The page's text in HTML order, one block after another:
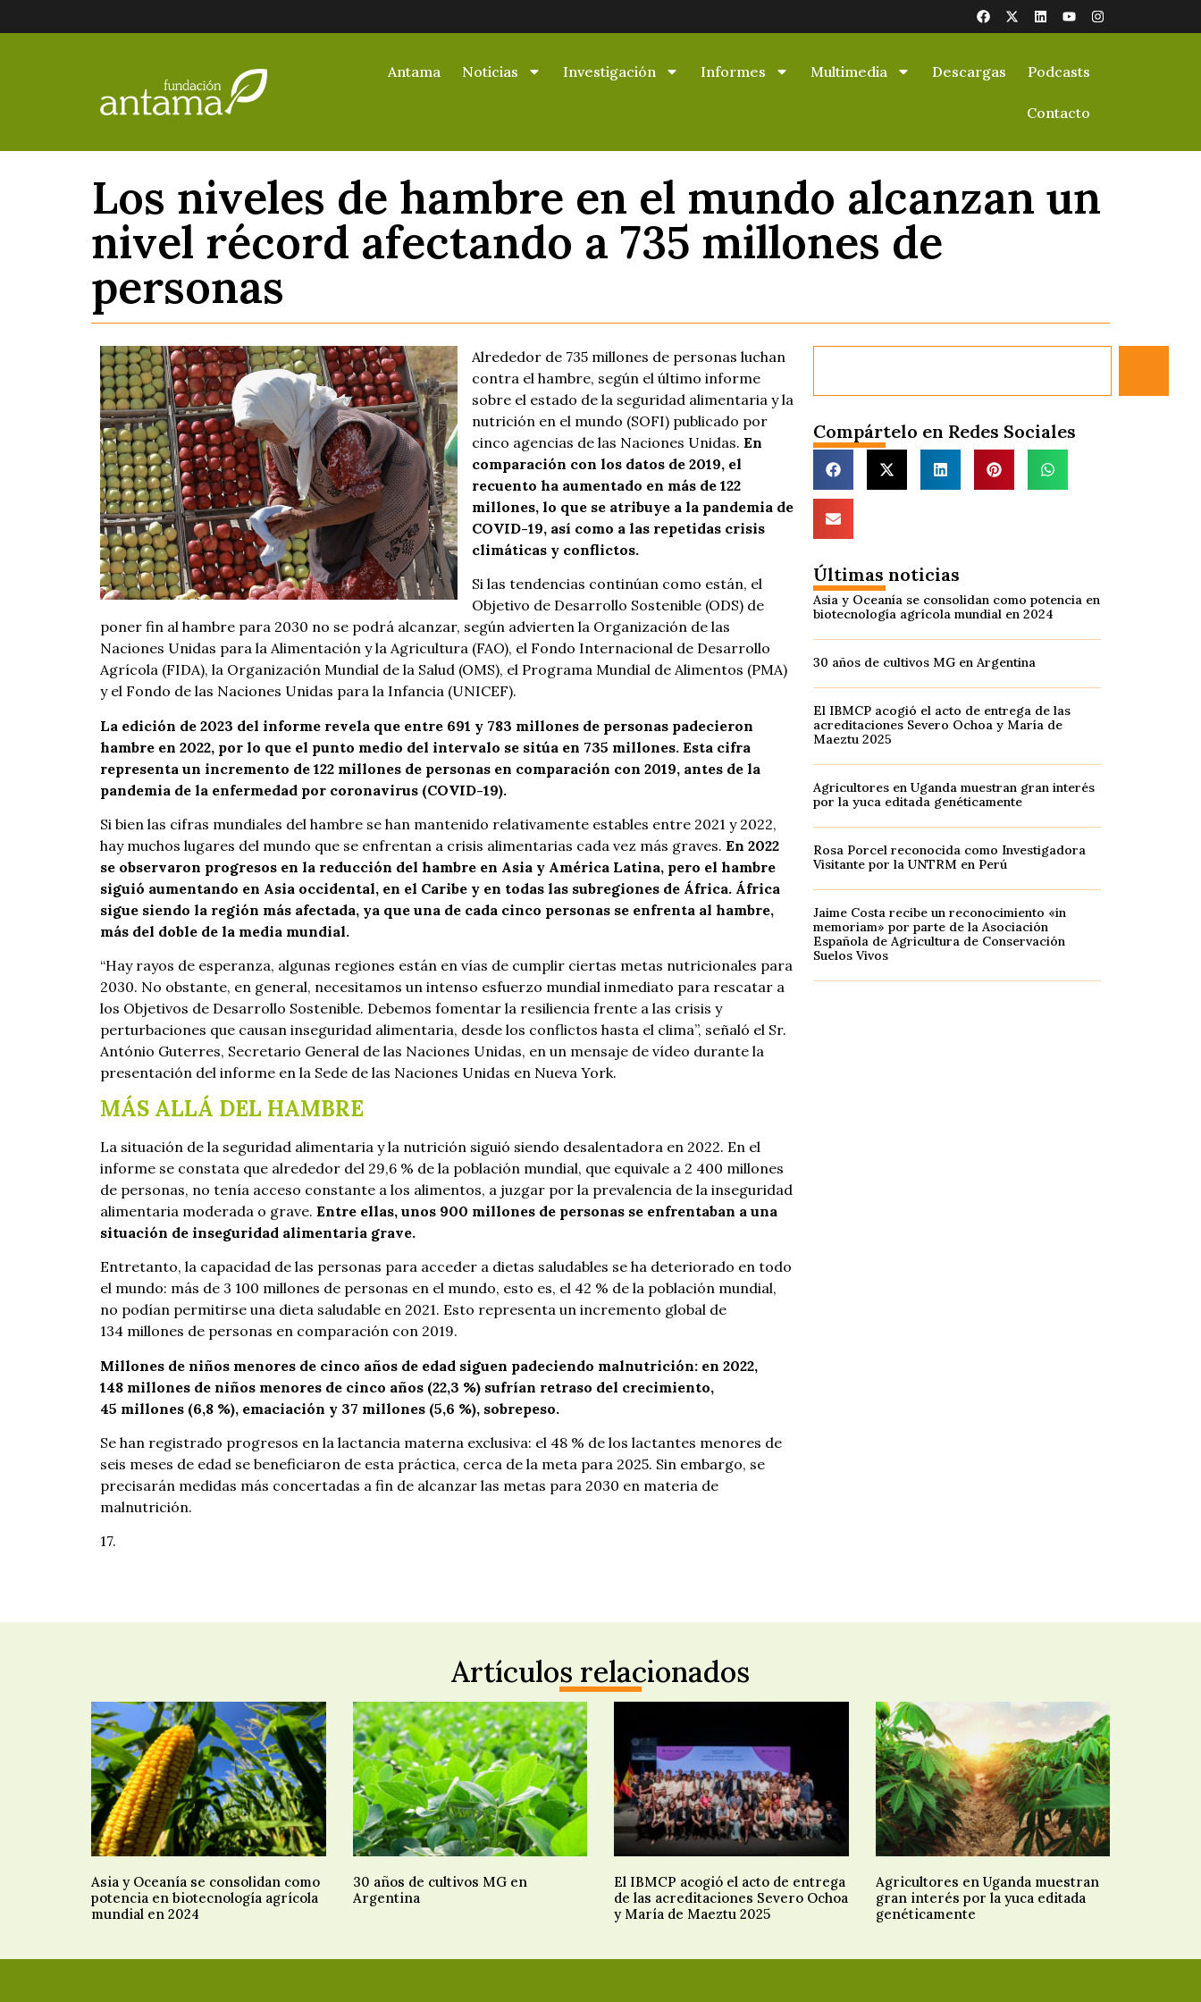
Antama Noticias Investigación Informes Multimedia Descargas Podcasts
Contacto
Los niveles de hambre en el mundo alcanzan un
nivel récord afectando a 735 millones de
personas
Alrededor de 735 millones de personas luchan
contra el hambre, según el último informe
sobre el estado de la seguridad alimentaria y la
nutrición en el mundo (SOFI) publicado por
cinco agencias de las Naciones Unidas. En
comparación con los datos de 2019, el
recuento ha aumentado en más de 122
millones, lo que se atribuye a la pandemia de
COVID-19, así como a las repetidas crisis
climáticas y conflictos.
Si las tendencias continúan como están, el
Objetivo de Desarrollo Sostenible (ODS) de
poner fin al hambre para 2030 no se podrá alcanzar, según advierten la Organización de las
Naciones Unidas para la Alimentación y la Agricultura (FAO), el Fondo Internacional de Desarrollo
Agrícola (FIDA), la Organización Mundial de la Salud (OMS), el Programa Mundial de Alimentos (PMA)
y el Fondo de las Naciones Unidas para la Infancia (UNICEF).
La edición de 2023 del informe revela que entre 691 y 783 millones de personas padecieron
hambre en 2022, por lo que el punto medio del intervalo se sitúa en 735 millones. Esta cifra
representa un incremento de 122 millones de personas en comparación con 2019, antes de la
pandemia de la enfermedad por coronavirus (COVID-19).
Si bien las cifras mundiales del hambre se han mantenido relativamente estables entre 2021 y 2022,
hay muchos lugares del mundo que se enfrentan a crisis alimentarias cada vez más graves. En 2022
se observaron progresos en la reducción del hambre en Asia y América Latina, pero el hambre
siguió aumentando en Asia occidental, en el Caribe y en todas las subregiones de África. África
sigue siendo la región más afectada, ya que una de cada cinco personas se enfrenta al hambre,
más del doble de la media mundial.
“Hay rayos de esperanza, algunas regiones están en vías de cumplir ciertas metas nutricionales para
2030. No obstante, en general, necesitamos un intenso esfuerzo mundial inmediato para rescatar a
los Objetivos de Desarrollo Sostenible. Debemos fomentar la resiliencia frente a las crisis y
perturbaciones que causan inseguridad alimentaria, desde los conflictos hasta el clima”, señaló el Sr.
António Guterres, Secretario General de las Naciones Unidas, en un mensaje de vídeo durante la
presentación del informe en la Sede de las Naciones Unidas en Nueva York.
MÁS ALLÁ DEL HAMBRE
La situación de la seguridad alimentaria y la nutrición siguió siendo desalentadora en 2022. En el
informe se constata que alrededor del 29,6 % de la población mundial, que equivale a 2 400 millones
de personas, no tenía acceso constante a los alimentos, a juzgar por la prevalencia de la inseguridad
alimentaria moderada o grave. Entre ellas, unos 900 millones de personas se enfrentaban a una
situación de inseguridad alimentaria grave.
Entretanto, la capacidad de las personas para acceder a dietas saludables se ha deteriorado en todo
el mundo: más de 3 100 millones de personas en el mundo, esto es, el 42 % de la población mundial,
no podían permitirse una dieta saludable en 2021. Esto representa un incremento global de
134 millones de personas en comparación con 2019.
Millones de niños menores de cinco años de edad siguen padeciendo malnutrición: en 2022,
148 millones de niños menores de cinco años (22,3 %) sufrían retraso del crecimiento,
45 millones (6,8 %), emaciación y 37 millones (5,6 %), sobrepeso.
Se han registrado progresos en la lactancia materna exclusiva: el 48 % de los lactantes menores de
seis meses de edad se beneficiaron de esta práctica, cerca de la meta para 2025. Sin embargo, se
precisarán medidas más concertadas a fin de alcanzar las metas para 2030 en materia de
malnutrición.
17.
Compártelo en Redes Sociales
Últimas noticias
Asia y Oceanía se consolidan como potencia en
biotecnología agrícola mundial en 2024
30 años de cultivos MG en Argentina
El IBMCP acogió el acto de entrega de las
acreditaciones Severo Ochoa y María de
Maeztu 2025
Agricultores en Uganda muestran gran interés
por la yuca editada genéticamente
Rosa Porcel reconocida como Investigadora
Visitante por la UNTRM en Perú
Jaime Costa recibe un reconocimiento «in
memoriam» por parte de la Asociación
Española de Agricultura de Conservación
Suelos Vivos
Artículos relacionados
Asia y Oceanía se consolidan como
potencia en biotecnología agrícola
mundial en 2024
30 años de cultivos MG en
Argentina
El IBMCP acogió el acto de entrega
de las acreditaciones Severo Ochoa
y María de Maeztu 2025
Agricultores en Uganda muestran
gran interés por la yuca editada
genéticamente